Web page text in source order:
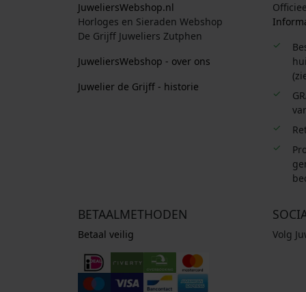
JuweliersWebshop.nl
Horloges en Sieraden Webshop
De Grijff Juweliers Zutphen
JuweliersWebshop - over ons
Juwelier de Grijff - historie
BETAALMETHODEN
Betaal veilig Volg